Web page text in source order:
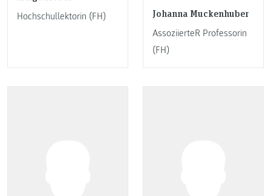
Hochschullektorin (FH) Johanna Muckenhuber
AssoziierteR Professorin
(FH)